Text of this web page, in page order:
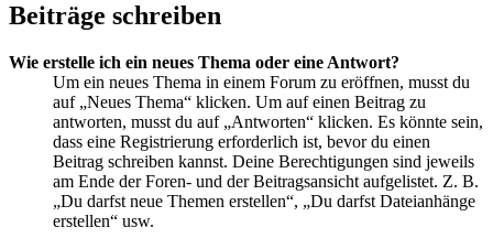
Beiträge schreiben
Wie erstelle ich ein neues Thema oder eine Antwort?
Um ein neues Thema in einem Forum zu eröffnen, musst du
auf „Neues Thema“ klicken. Um auf einen Beitrag zu
antworten, musst du auf „Antworten“ klicken. Es könnte sein,
dass eine Registrierung erforderlich ist, bevor du einen
Beitrag schreiben kannst. Deine Berechtigungen sind jeweils
am Ende der Foren- und der Beitragsansicht aufgelistet. Z. B.
„Du darfst neue Themen erstellen“, „Du darfst Dateianhänge
erstellen“ usw.